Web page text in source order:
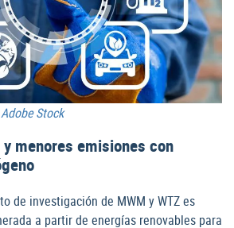
Stock
menores emisiones con
de investigación de MWM y WTZ es
a partir de energías renovables para